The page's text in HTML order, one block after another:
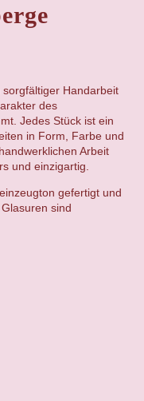
Handarbeit
des
Jedes Stück ist ein
in Form, Farbe und
Arbeit
und einzigartig.
gefertigt und
sind